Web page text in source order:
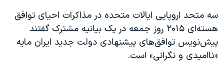
سه متحد اروپایی ایالات متحده در مذاکرات احیای توافق
هسته‌ای ۲۰۱۵ روز جمعه در یک بیانیه مشترک گفتند
پیش‌نویس توافق‌های پیشنهادی دولت جدید ایران مایه
«ناامیدی و نگرانی» است.